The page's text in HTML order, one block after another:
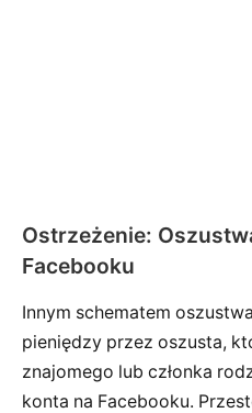
Ostrzeżenie:
Facebooku
Innym schematem
pieniędzy przez oszusta,
znajomego lub członka
konta na Facebooku.